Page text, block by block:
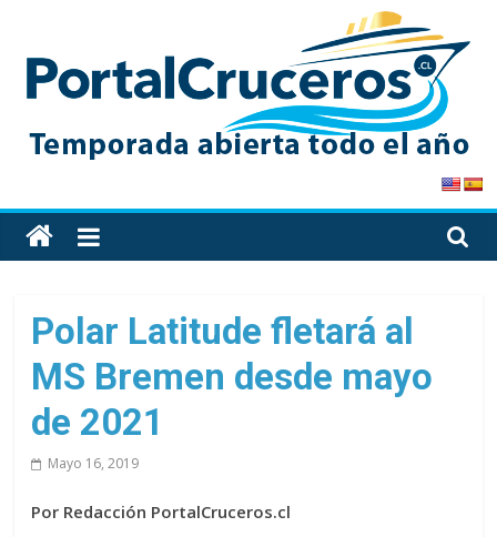
content
PortalCruceros
Toda
la
de
cruceros
en
un
solo
Polar Latitude fletará al
MS Bremen desde mayo
de 2021
Mayo 16, 2019
Por Redacción PortalCruceros.cl